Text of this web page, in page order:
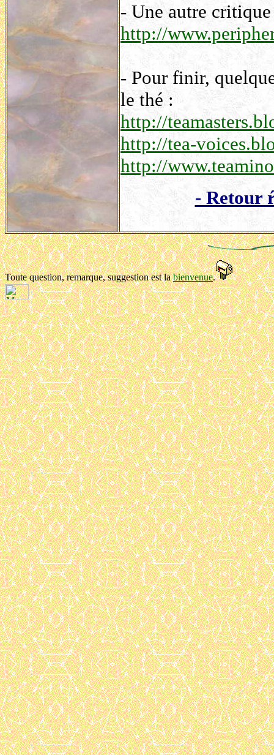
- Une autre
http://
- Pour finir,
le thé :
http://
http://tea-
http://
- Retour
Toute question, remarque, suggestion est labienvenue.